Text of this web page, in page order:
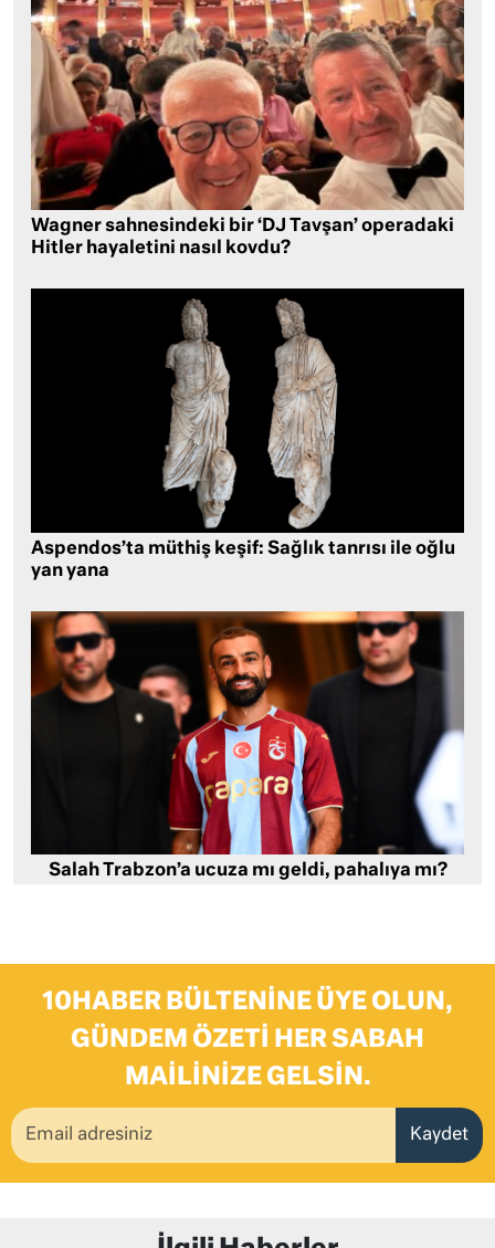
Wagner sahnesindeki bir ‘DJ Tavşan’ operadaki
Hitler hayaletini nasıl kovdu?
Aspendos’ta müthiş keşif: Sağlık tanrısı ile oğlu
yan yana
Salah Trabzon’a ucuza mı geldi, pahalıya mı?
10HABER BÜLTENINE ÜYE OLUN,
GÜNDEM ÖZETI HER SABAH
MAILINIZE GELSIN.
Kaydet